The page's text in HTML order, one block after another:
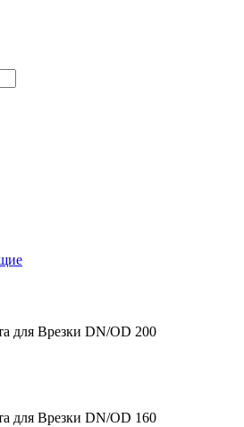
для Врезки DN/OD 200
для Врезки DN/OD 160